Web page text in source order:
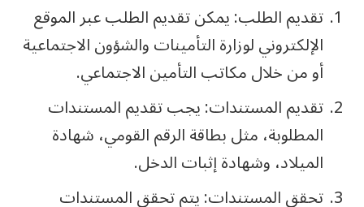
تقديم الطلب: يمكن تقديم الطلب عبر الموقع
الإلكتروني لوزارة التأمينات والشؤون الاجتماعية
أو من خلال مكاتب التأمين الاجتماعي.
تقديم المستندات: يجب تقديم المستندات
المطلوبة، مثل بطاقة الرقم القومي، شهادة
الميلاد، وشهادة إثبات الدخل.
تحقق المستندات: يتم تحقق المستندات